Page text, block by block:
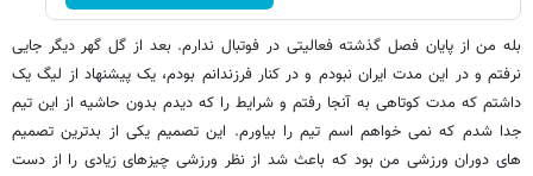
بله من از پایان فصل گذشته فعالیتی در فوتبال ندارم. بعد از گل گهر دیگر جایی
نرفتم و در این مدت ایران نبودم و در کنار فرزندانم بودم، یک پیشنهاد از لیگ یک
داشتم که مدت کوتاهی به آنجا رفتم و شرایط را که دیدم بدون حاشیه از این تیم
جدا شدم که نمی خواهم اسم تیم را بیاورم. این تصمیم یکی از بدترین تصمیم
های دوران ورزشی من بود که باعث شد از نظر ورزشی چیزهای زیادی را از دست